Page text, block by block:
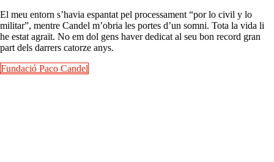
El meu entorn s’havia espantat pel processament “por lo civil y lo
militar”, mentre Candel m’obria les portes d’un somni. Tota la vida li
he estat agraït. No em dol gens haver dedicat al seu bon record gran
part dels darrers catorze anys.
Fundació Paco Candel